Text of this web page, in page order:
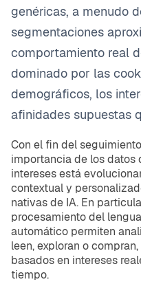
genéricas, a menudo
segmentaciones
comportamiento real
dominado por las
demográficos, los
afinidades supuestas
Con el fin del
importancia de los datos
intereses está
contextual y
nativas de IA. En
procesamiento del
automático permiten
leen, exploran o
basados en intereses
tiempo.